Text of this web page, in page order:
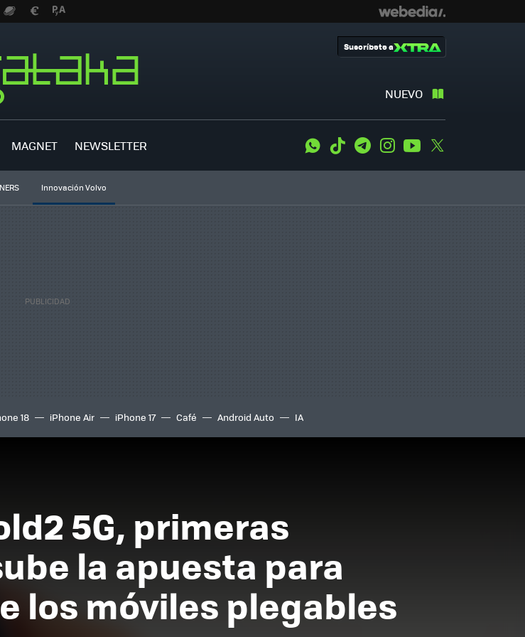
NUEVO
Suscríbete a
MAGNET NEWSLETTER WhatsApp
Tiktok TelegramInstagramYoutube
Innovación Volvo
18 iPhone Air iPhone 17 Café Android Auto IA
5G, primeras
la apuesta para
los móviles plegables